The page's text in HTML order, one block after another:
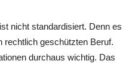
ist nicht standardisiert. Denn es
rechtlich geschützten Beruf.
durchaus wichtig. Das